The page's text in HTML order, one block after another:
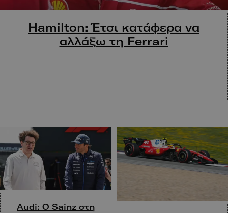
Hamilton: Έτσι κατάφερα να
αλλάξω τη Ferrari
Audi: O Sainz στη